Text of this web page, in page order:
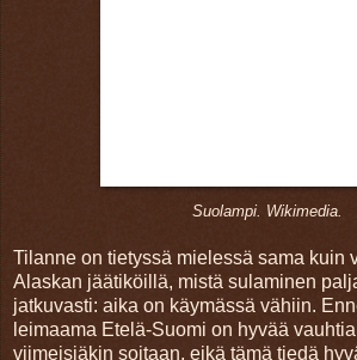
Suolampi. Wikimedia.
Tilanne on tietyssä mielessä sama kuin
Alaskan jäätiköillä, mistä sulaminen
jatkuvasti: aika on käymässä vähiin.
leimaama Etelä-Suomi on hyvää
viimeisiäkin soitaan, eikä tämä tiedä